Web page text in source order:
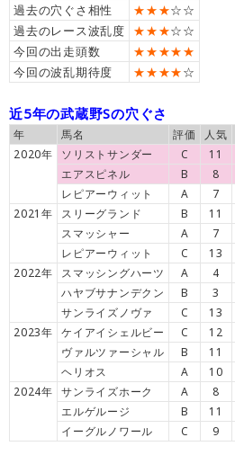
過去の穴ぐさ相性 ★★★☆☆
過去のレース波乱度
★★★☆☆
今回の出走頭数
★★★★★
今回の波乱期待度
★★★★☆
近5年の武蔵野Sの穴ぐさ
年 馬名 評価 人気
2020年
ソリストサンダー C 11
エアスピネル
B 8
レピアーウィット
A 7
2021年
スリーグランド B 11
スマッシャー
A 7
レピアーウィット
C 13
2022年
スマッシングハーツ A 4
ハヤブサナンデクン
B 3
サンライズノヴァ
C 13
2023年 ケイアイシェルビー C 12
ヴァルツァーシャル
B 11
ヘリオス
A 10
2024年 サンライズホーク A 8
エルゲルージ
B 11
イーグルノワール
C 9